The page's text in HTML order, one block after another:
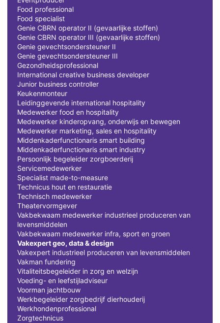
Food professional
Food specialist
Genie CBRN operator II (gevaarlijke stoffen)
Genie CBRN operator III (gevaarlijke stoffen)
Genie gevechtsondersteuner II
Genie gevechtsondersteuner III
Gezondheidsprofessional
International creative business developer
Junior business controller
Keukenmonteur
Leidinggevende international hospitality
Medewerker food en hospitality
Medewerker kinderopvang, onderwijs en bewegen
Medewerker marketing, sales en hospitality
Middenkaderfunctionaris smart building
Middenkaderfunctionaris smart industry
Persoonlijk begeleider zorgboerderij
Servicemedewerker
Specialist made-to-measure
Technicus hout en restauratie
Technisch medewerker
Theatervormgever
Vakbekwaam medewerker industrieel produceren van
levensmiddelen
Vakbekwaam medewerker infra, sport en groen
Vakexpert geo, data & design
Vakexpert industrieel produceren van levensmiddelen
Vakman fundering
Vitaliteitsbegeleider in zorg en welzijn
Voeding- en leefstijladviseur
Voorman jachtbouw
Werkbegeleider zorgbedrijf dierhouderij
Werkhondenprofessional
Zorgtechnicus